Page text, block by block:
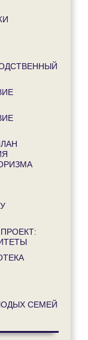
СЕМЕЙ